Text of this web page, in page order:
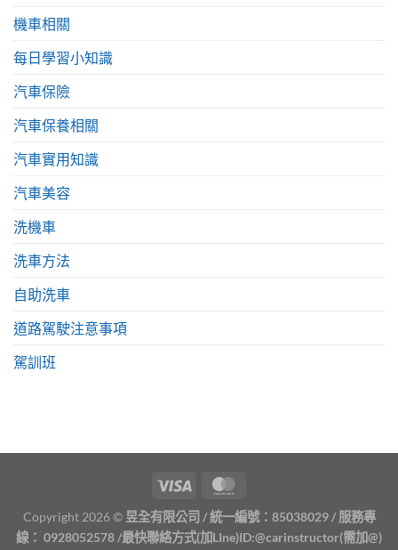
機車相關
每日學習小知識
汽車保險
汽車保養相關
汽車實用知識
汽車美容
洗機車
洗車方法
自助洗車
道路駕駛注意事項
駕訓班
Copyright 2026 © 昱全有限公司 / 統一編號：85038029 / 服務專
線： 0928052578/最快聯絡方式(加LIne)ID:@carinstructor(需加@)